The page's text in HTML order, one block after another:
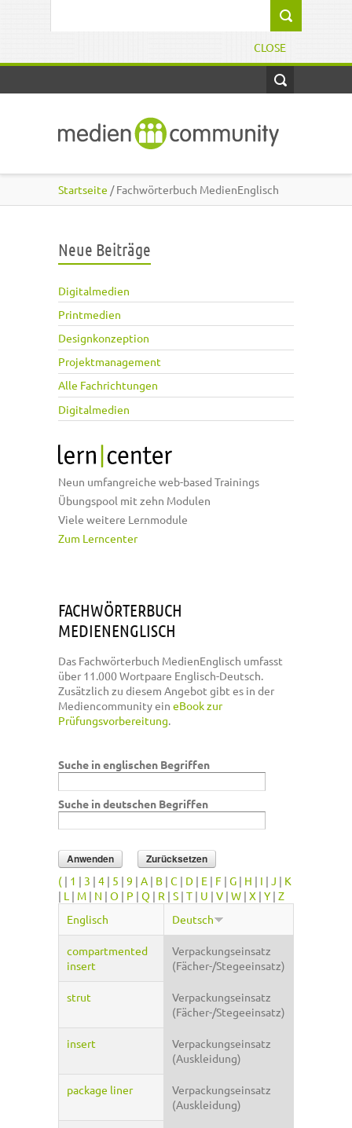
CLOSE
Startseite / Fachwörterbuch MedienEnglisch
Neue Beiträge
Digitalmedien
Printmedien
Designkonzeption
Projektmanagement
Alle Fachrichtungen
Digitalmedien
Neun umfangreiche web-based Trainings
Übungspool mit zehn Modulen
Viele weitere Lernmodule
Zum Lerncenter
FACHWÖRTERBUCH
MEDIENENGLISCH
Das Fachwörterbuch MedienEnglisch umfasst
über 11.000 Wortpaare Englisch-Deutsch.
Zusätzlich zu diesem Angebot gibt es in der
Mediencommunity ein eBook zur
Prüfungsvorbereitung.
Suche in englischen Begriffen
Suche in deutschen Begriffen
( | 1 | 3 | 4 | 5 | 9 | A | B | C | D | E | F | G | H | I | J | K
| L | M | N | O | P | Q | R | S | T | U | V | W | X | Y | Z
Englisch
Deutsch
compartmented
insert
Verpackungseinsatz
(Fächer-/Stegeeinsatz)
strut
Verpackungseinsatz
(Fächer-/Stegeeinsatz)
insert
Verpackungseinsatz
(Auskleidung)
package liner
Verpackungseinsatz
(Auskleidung)